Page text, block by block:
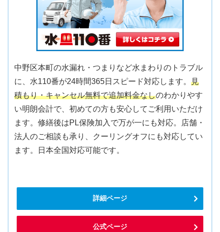
中野区本町の水漏れ・つまりなど水まわりのトラブル
に、水110番が24時間365日スピード対応します。見
積もり・キャンセル無料で追加料金なしのわかりやす
い明朗会計で、初めての方も安心してご利用いただけ
ます。修繕後はPL保険加入で万が一にも対応。店舗・
法人のご相談も承り、クーリングオフにも対応してい
ます。日本全国対応可能です。
詳細ページ
公式ページ